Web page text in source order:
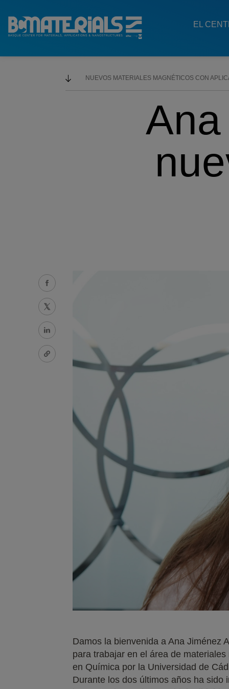
Menu
EL
NUEVOS MATERIALES MAGNÉTICOS CON
Damos la bienvenida a Ana Jiménez
para trabajar en el área de
en Química por la Universidad de
Durante los dos últimos años ha sido